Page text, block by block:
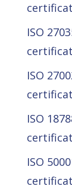
ISO
ISO
ISO
ISO